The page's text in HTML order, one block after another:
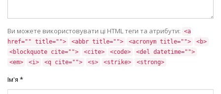
Ви можете використовувати ці HTML теги та атрибути: <a
href="" title="">
<abbr title=""> <acronym title="">
<b>
<blockquote cite="">
<cite> <code>
<del datetime="">
<em>
<i> <q cite=""> <s> <strike> <strong>
Ім'я *